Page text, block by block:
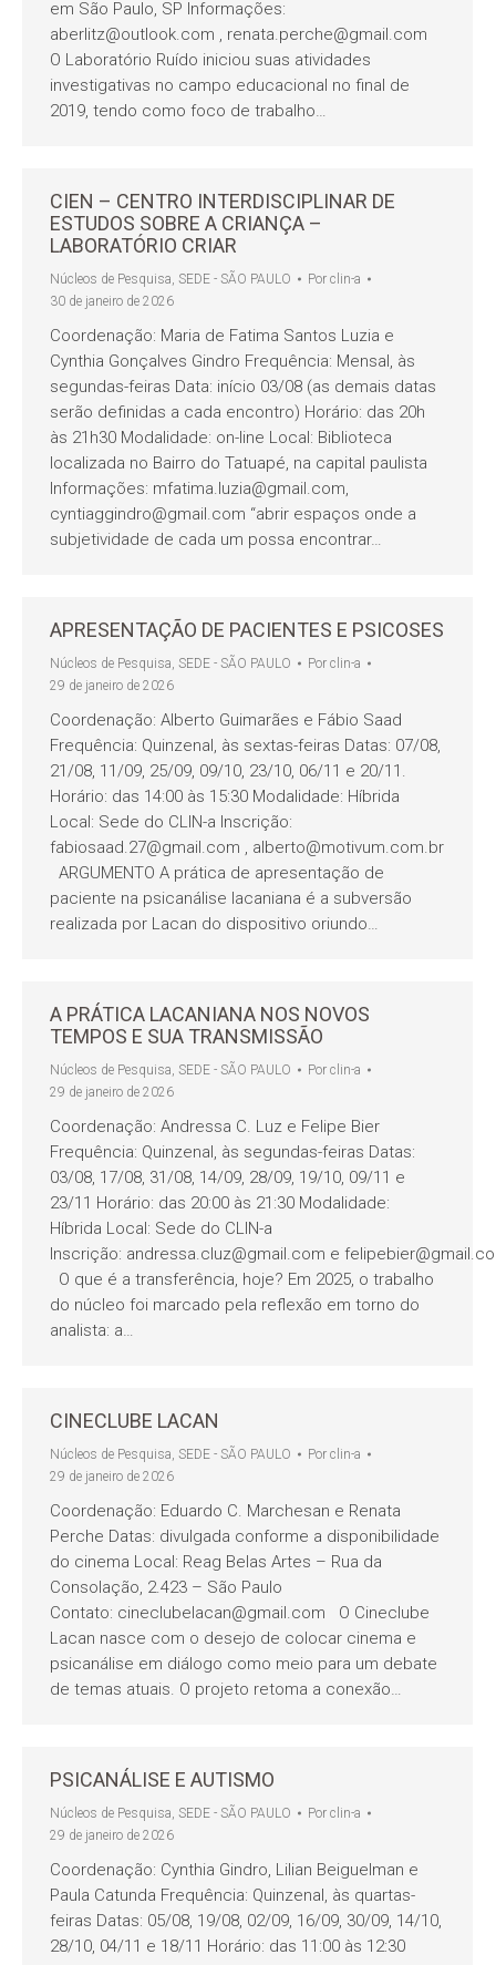
em São Paulo, SP Informações:
aberlitz@outlook.com , renata.perche@gmail.com
O Laboratório Ruído iniciou suas atividades
investigativas no campo educacional no final de
2019, tendo como foco de trabalho…
CIEN – CENTRO INTERDISCIPLINAR DE
ESTUDOS SOBRE A CRIANÇA –
LABORATÓRIO CRIAR
Núcleos de Pesquisa, SEDE - SÃO PAULO Por clin-a
30 de janeiro de 2026
Coordenação: Maria de Fatima Santos Luzia e
Cynthia Gonçalves Gindro Frequência: Mensal, às
segundas-feiras Data: início 03/08 (as demais datas
serão definidas a cada encontro) Horário: das 20h
às 21h30 Modalidade: on-line Local: Biblioteca
localizada no Bairro do Tatuapé, na capital paulista
Informações: mfatima.luzia@gmail.com,
cyntiaggindro@gmail.com “abrir espaços onde a
subjetividade de cada um possa encontrar…
APRESENTAÇÃO DE PACIENTES E PSICOSES
Núcleos de Pesquisa, SEDE - SÃO PAULO Por clin-a
29 de janeiro de 2026
Coordenação: Alberto Guimarães e Fábio Saad
Frequência: Quinzenal, às sextas-feiras Datas: 07/08,
21/08, 11/09, 25/09, 09/10, 23/10, 06/11 e 20/11.
Horário: das 14:00 às 15:30 Modalidade: Híbrida
Local: Sede do CLIN-a Inscrição:
fabiosaad.27@gmail.com , alberto@motivum.com.br
ARGUMENTO A prática de apresentação de
paciente na psicanálise lacaniana é a subversão
realizada por Lacan do dispositivo oriundo…
A PRÁTICA LACANIANA NOS NOVOS
TEMPOS E SUA TRANSMISSÃO
Núcleos de Pesquisa, SEDE - SÃO PAULO Por clin-a
29 de janeiro de 2026
Coordenação: Andressa C. Luz e Felipe Bier
Frequência: Quinzenal, às segundas-feiras Datas:
03/08, 17/08, 31/08, 14/09, 28/09, 19/10, 09/11 e
23/11 Horário: das 20:00 às 21:30 Modalidade:
Híbrida Local: Sede do CLIN-a
Inscrição: andressa.cluz@gmail.com e
O que é a transferência, hoje? Em 2025, o trabalho
do núcleo foi marcado pela reflexão em torno do
analista: a…
CINECLUBE LACAN
Núcleos de Pesquisa, SEDE - SÃO PAULO Por clin-a
29 de janeiro de 2026
Coordenação: Eduardo C. Marchesan e Renata
Perche Datas: divulgada conforme a disponibilidade
do cinema Local: Reag Belas Artes – Rua da
Consolação, 2.423 – São Paulo
Contato: cineclubelacan@gmail.com O Cineclube
Lacan nasce com o desejo de colocar cinema e
psicanálise em diálogo como meio para um debate
de temas atuais. O projeto retoma a conexão…
PSICANÁLISE E AUTISMO
Núcleos de Pesquisa, SEDE - SÃO PAULO Por clin-a
29 de janeiro de 2026
Coordenação: Cynthia Gindro, Lilian Beiguelman e
Paula Catunda Frequência: Quinzenal, às quartas-
feiras Datas: 05/08, 19/08, 02/09, 16/09, 30/09, 14/10,
28/10, 04/11 e 18/11 Horário: das 11:00 às 12:30